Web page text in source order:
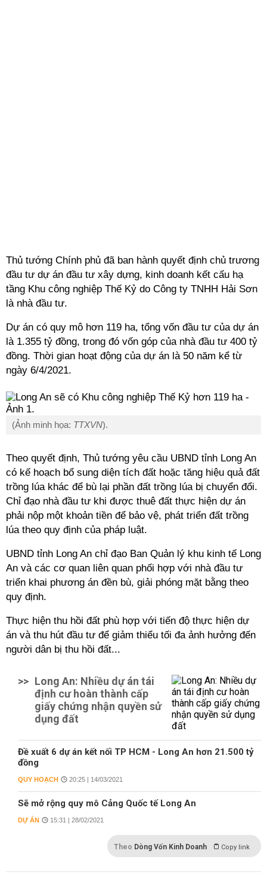
Thủ tướng Chính phủ đã ban hành quyết định chủ trương
đầu tư dự án đầu tư xây dựng, kinh doanh kết cấu hạ
tầng Khu công nghiệp Thế Kỷ do Công ty TNHH Hải Sơn
là nhà đầu tư.
Dự án có quy mô hơn 119 ha, tổng vốn đầu tư của dự án
là 1.355 tỷ đồng, trong đó vốn góp của nhà đầu tư 400 tỷ
đồng. Thời gian hoạt động của dự án là 50 năm kể từ
ngày 6/4/2021.
(Ảnh minh họa: TTXVN).
Theo quyết định, Thủ tướng yêu cầu UBND tỉnh Long An
có kế hoạch bổ sung diện tích đất hoặc tăng hiệu quả đất
trồng lúa khác để bù lại phần đất trồng lúa bị chuyển đổi.
Chỉ đạo nhà đầu tư khi được thuê đất thực hiện dự án
phải nộp một khoản tiền để bảo vệ, phát triển đất trồng
lúa theo quy định của pháp luật.
UBND tỉnh Long An chỉ đạo Ban Quản lý khu kinh tế Long
An và các cơ quan liên quan phối hợp với nhà đầu tư
triển khai phương án đền bù, giải phóng mặt bằng theo
quy định.
Thực hiện thu hồi đất phù hợp với tiến độ thực hiện dự
án và thu hút đầu tư để giảm thiểu tối đa ảnh hưởng đến
người dân bị thu hồi đất...
>> Long An: Nhiều dự án tái
định cư hoàn thành cấp
giấy chứng nhận quyền sử
dụng đất
Đề xuất 6 dự án kết nối TP HCM - Long An hơn 21.500 tỷ
đồng
QUY HOẠCH 20:25 | 14/03/2021
Sẽ mở rộng quy mô Cảng Quốc tế Long An
DỰ ÁN 15:31 | 28/02/2021
Theo Dòng Vốn Kinh Doanh Copy link